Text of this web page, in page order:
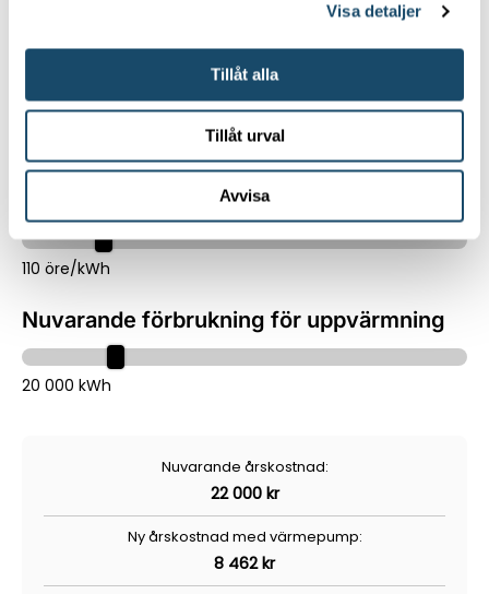
Visa detaljer
Tillåt alla
Tillåt urval
Avvisa
Uppvärmningssystem
Ditt elpris idag (riktpriser)
110 öre/kWh
Nuvarande förbrukning för uppvärmning
20 000 kWh
Nuvarande årskostnad:
22 000 kr
Ny årskostnad med värmepump:
8 462 kr